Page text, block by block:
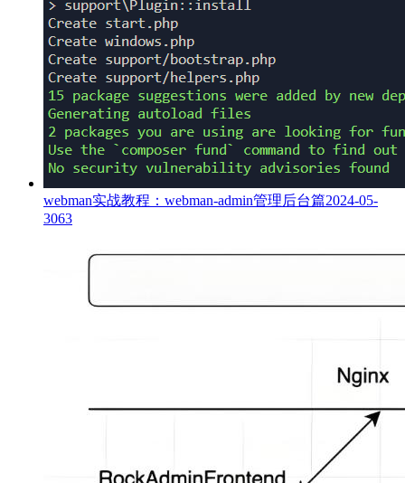
webman实战教程：webman-admin管理后台篇2024-05-
3063